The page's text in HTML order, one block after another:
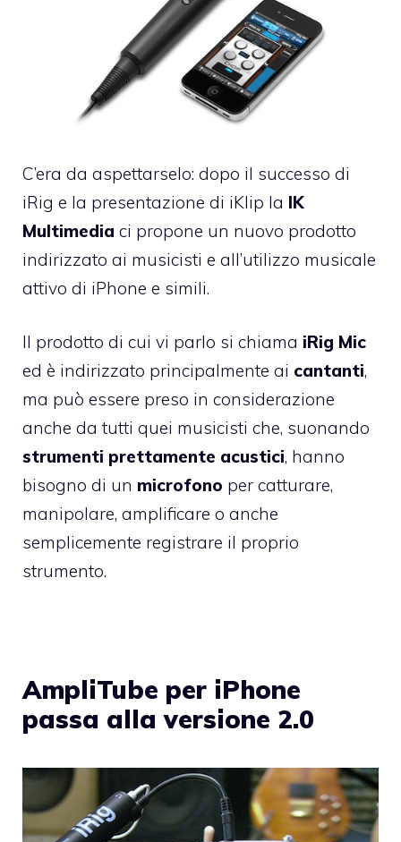
C’era da aspettarselo: dopo il successo di
iRig e la presentazione di iKlip la IK
Multimedia ci propone un nuovo prodotto
indirizzato ai musicisti e all’utilizzo musicale
attivo di iPhone e simili.
Il prodotto di cui vi parlo si chiama iRig Mic
ed è indirizzato principalmente ai cantanti,
ma può essere preso in considerazione
anche da tutti quei musicisti che, suonando
strumenti prettamente acustici, hanno
bisogno di un microfono per catturare,
manipolare, amplificare o anche
semplicemente registrare il proprio
strumento.
AmpliTube per iPhone
passa alla versione 2.0